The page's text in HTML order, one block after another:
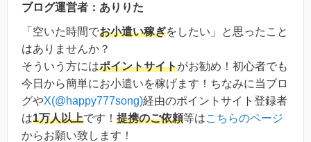
ブログ運営者：ありりた
「空いた時間でお小遣い稼ぎをしたい」と思ったこと
はありませんか？
そういう方にはポイントサイトがお勧め！初心者でも
今日から簡単にお小遣いを稼げます！ちなみに当ブロ
グやX(@happy777song)経由のポイントサイト登録者
は1万人以上です！ 提携のご依頼等はこちらのページ
からお願い致します！